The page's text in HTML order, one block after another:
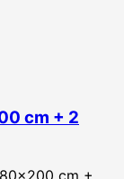
cm + 2
cm +